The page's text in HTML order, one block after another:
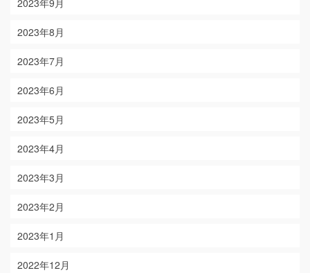
2023年9月
2023年8月
2023年7月
2023年6月
2023年5月
2023年4月
2023年3月
2023年2月
2023年1月
2022年12月